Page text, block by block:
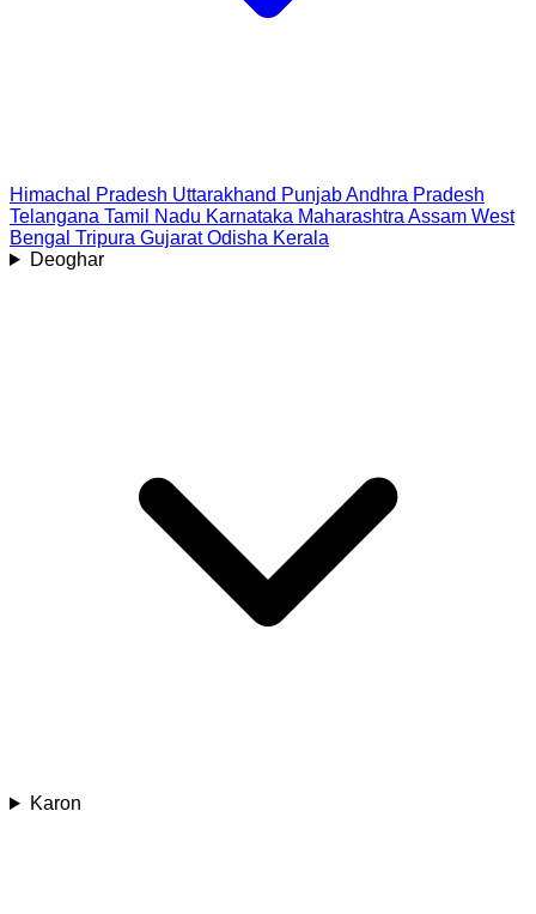
Himachal Pradesh Uttarakhand PunjabAndhra Pradesh
Telangana Tamil Nadu Karnataka Maharashtra Assam West
Bengal Tripura Gujarat Odisha Kerala
Deoghar
Karon